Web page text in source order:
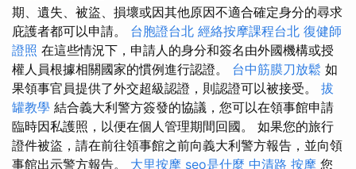
期、遺失、被盜、損壞或因其他原因不適合確定身分的尋求
庇護者都可以申請。 台胞證台北 經絡按摩課程台北 復健師
證照 在這些情況下，申請人的身分和簽名由外國機構或授
權人員根據相關國家的慣例進行認證。 台中筋膜刀放鬆 如
果領事官員提供了外交超級認證，則認證可以被接受。 拔
罐教學 結合義大利警方簽發的協議，您可以在領事館申請
臨時因私護照，以便在個人管理期間回國。 如果您的旅行
證件被盜，請在前往領事館之前向義大利警方報告，並向領
事館出示警方報告。 大里按摩 seo是什麼 中清路 按摩 您